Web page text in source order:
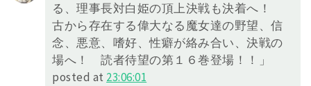
る、理事長対白姫の頂上決戦も決着へ！
古から存在する偉大なる魔女達の野望、信
念、悪意、嗜好、性癖が絡み合い、決戦の
場へ！ 読者待望の第１６巻登場！！」
posted at 23:06:01